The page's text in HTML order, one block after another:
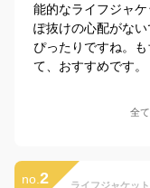
能的なライフジャ
ぽ抜けの心配がな
ぴったりですね。
て、おすすめです。
全
no. 2